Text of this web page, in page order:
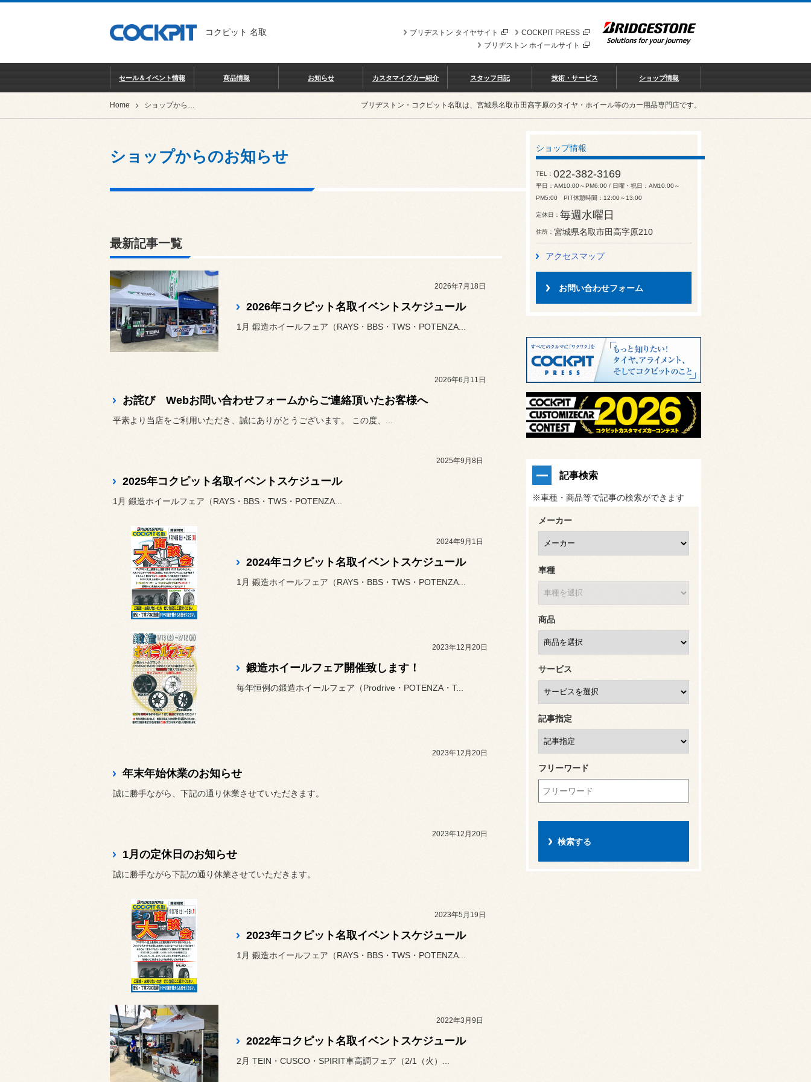
コクピット 名取 COCKPIT PRESS
ブリヂストン タイヤサイト
ブリヂストン ホイールサイト
セール＆イベント情報 商品情報 お知らせ カスタマイズカー紹介 スタッフ日記 技術・サービス ショップ情報
Home ショップからのお知らせ ブリヂストン・コクピット名取は、宮城県名取市田高字原のタイヤ・ホイール等のカー用品専門店です。
ショップからのお知らせ
最新記事一覧
2026年7月18日
2026年コクピット名取イベントスケジュール
1月 鍛造ホイールフェア（RAYS・BBS・TWS・POTENZA...
2026年6月11日
お詫び Webお問い合わせフォームからご連絡頂いたお客様へ
平素より当店をご利用いただき、誠にありがとうございます。 この度、...
2025年9月8日
2025年コクピット名取イベントスケジュール
1月 鍛造ホイールフェア（RAYS・BBS・TWS・POTENZA...
2024年9月1日
2024年コクピット名取イベントスケジュール
1月 鍛造ホイールフェア（RAYS・BBS・TWS・POTENZA...
2023年12月20日
鍛造ホイールフェア開催致します！
毎年恒例の鍛造ホイールフェア（Prodrive・POTENZA・T...
2023年12月20日
年末年始休業のお知らせ
誠に勝手ながら、下記の通り休業させていただきます。
2023年12月20日
1月の定休日のお知らせ
誠に勝手ながら下記の通り休業させていただきます。
2023年5月19日
2023年コクピット名取イベントスケジュール
1月 鍛造ホイールフェア（RAYS・BBS・TWS・POTENZA...
2022年3月9日
2022年コクピット名取イベントスケジュール
2月 TEIN・CUSCO・SPIRIT車高調フェア（2/1（火）...
ショップ情報
TEL 022-382-3169
平日：AM10:00～PM6:00 / 日曜・祝日：AM10:00～
PM5:00 PIT休憩時間：12:00～13:00
定休日 毎週水曜日
住所 宮城県名取市田高字原210
アクセスマップ
お問い合わせフォーム
記事検索
※車種・商品等で記事の検索ができます
メーカー
車種
商品
サービス
記事指定
フリーワード